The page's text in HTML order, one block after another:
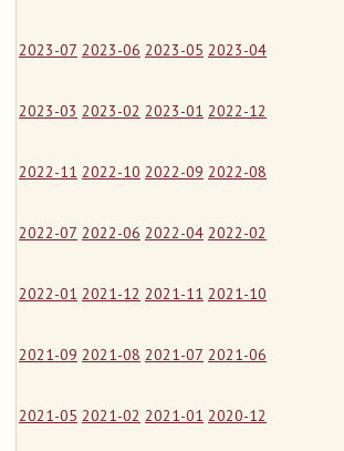
2023-07 2023-06 2023-05 2023-04
2023-03 2023-02 2023-01 2022-12
2022-11 2022-10 2022-09 2022-08
2022-07 2022-06 2022-04 2022-02
2022-01 2021-12 2021-11 2021-10
2021-09 2021-08 2021-07 2021-06
2021-05 2021-02 2021-01 2020-12